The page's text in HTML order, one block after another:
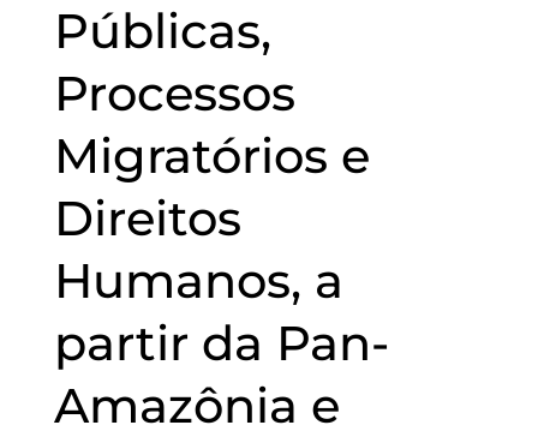
Públicas,
Processos
Migratórios e
Direitos
Humanos, a
partir da Pan-
Amazônia e